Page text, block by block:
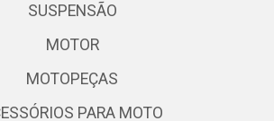
SUSPENSÃO
MOTOR
MOTOPEÇAS
PARA MOTO